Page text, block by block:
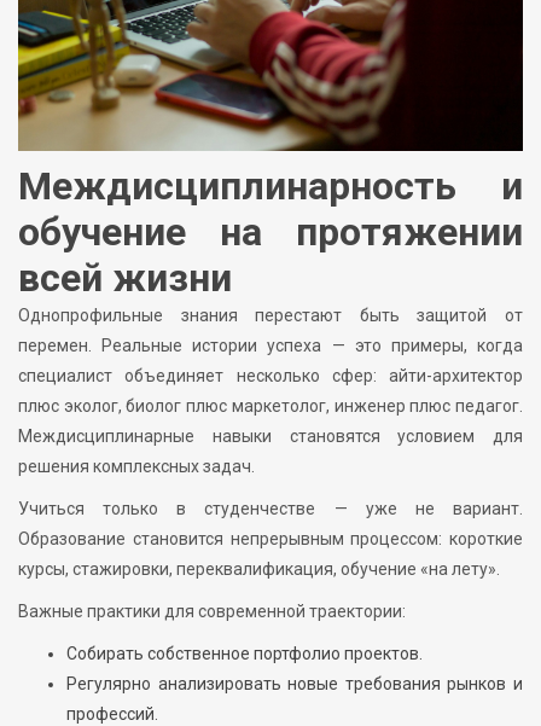
Междисциплинарность и
обучение на протяжении
всей жизни
Однопрофильные знания перестают быть защитой от
перемен. Реальные истории успеха — это примеры, когда
специалист объединяет несколько сфер: айти-архитектор
плюс эколог, биолог плюс маркетолог, инженер плюс педагог.
Междисциплинарные навыки становятся условием для
решения комплексных задач.
Учиться только в студенчестве — уже не вариант.
Образование становится непрерывным процессом: короткие
курсы, стажировки, переквалификация, обучение «на лету».
Важные практики для современной траектории:
Собирать собственное портфолио проектов.
Регулярно анализировать новые требования рынков и
профессий.